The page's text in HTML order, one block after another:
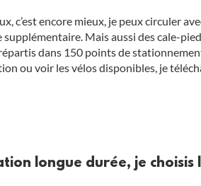
c’est encore mieux, je peux circuler
supplémentaire. Mais aussi des cale-
dans 150 points de
ou voir les vélos disponibles, je
longue durée, je